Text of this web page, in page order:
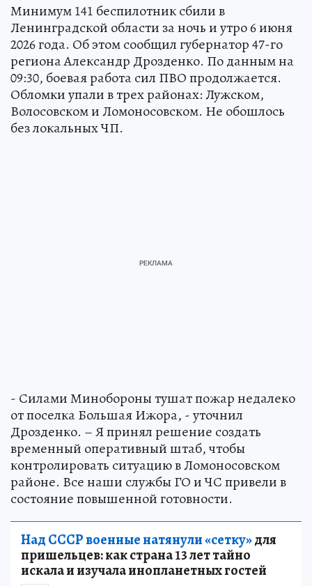
Минимум 141 беспилотник сбили в
Ленинградской области за ночь и утро 6 июня
2026 года. Об этом сообщил губернатор 47-го
региона Александр Дрозденко. По данным на
09:30, боевая работа сил ПВО продолжается.
Обломки упали в трех районах: Лужском,
Волосовском и Ломоносовском. Не обошлось
без локальных ЧП.
- Силами Минобороны тушат пожар недалеко
от поселка Большая Ижора, - уточнил
Дрозденко. – Я принял решение создать
временный оперативный штаб, чтобы
контролировать ситуацию в Ломоносовском
районе. Все наши службы ГО и ЧС привели в
состояние повышенной готовности.
Над СССР военные натянули «сетку»для
пришельцев: как страна 13 лет тайно
искала и изучала инопланетных гостей